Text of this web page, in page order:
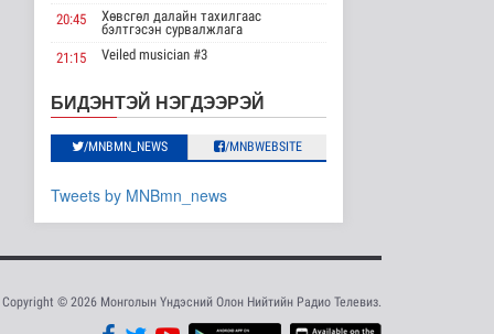
Улс төр
2026-08-08 15:56
Улаанбаатарт шөнөдөө
21 хэм дулаан
Байгаль орчин
2026-08-08 15:01
Хүүхдийн эрүүл,
аюулгүй орчинд
суралцах нөхцөлий..
“COP Time”-ийн
өргөтгөсөн хуралдаан
20:45
Хөвсгөл далайн тахилгаас
бэлтгэсэн сурвалжлага
21:15
Veiled musician #3
23:35
“Гэрэлтэй цонх” үдшийн
хөтөлбөр
БИДЭНТЭЙ НЭГДЭЭРЭЙ
/MNBMN_NEWS /MNBWEBSITE
Tweets by MNBmn_news
Copyright © 2026 Монголын Үндэсний Олон Нийтийн Радио Телевиз.